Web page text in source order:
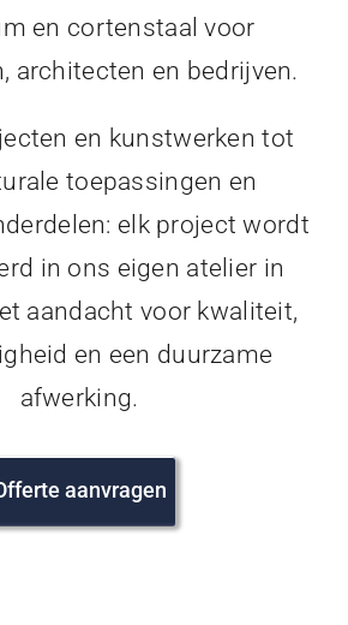
en cortenstaal voor
architecten en bedrijven.
en kunstwerken tot
toepassingen en
elk project wordt
in ons eigen atelier in
aandacht voor kwaliteit,
en een duurzame
afwerking.
aanvragen